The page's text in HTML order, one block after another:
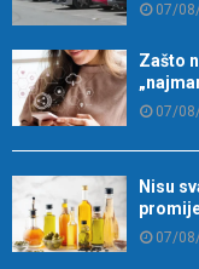
07/
Zašto
07/
Nisu
07/